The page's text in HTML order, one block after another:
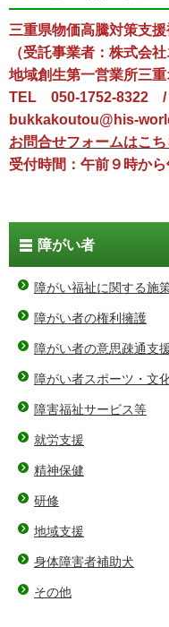
三重県物価高騰対策支
（受託事業者： 株式会
地域創生第一営業所三
TEL 050-1752-8322 /
bukkakoutou@his-
お問合せフォームはこち
受付時間：午前９時か
障がい者
障がい福祉に関する施
障がい者の権利擁護
障がい者の意思疎通支
障がい者スポーツ・文
障害福祉サービス等
就労支援
精神保健
研修
地域支援
身体障害者補助犬
その他